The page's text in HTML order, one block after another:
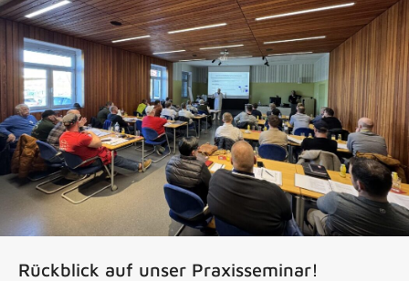
Rückblick auf unser Praxisseminar!